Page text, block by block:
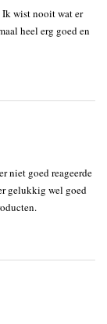
wist nooit wat er
heel erg goed en
niet goed reageerde
gelukkig wel goed